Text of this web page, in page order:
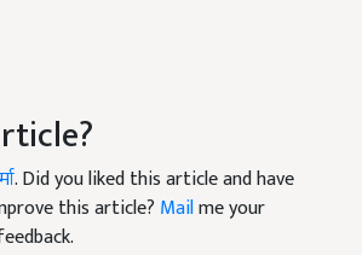
. Did you liked this article and have
this article? Mailme your